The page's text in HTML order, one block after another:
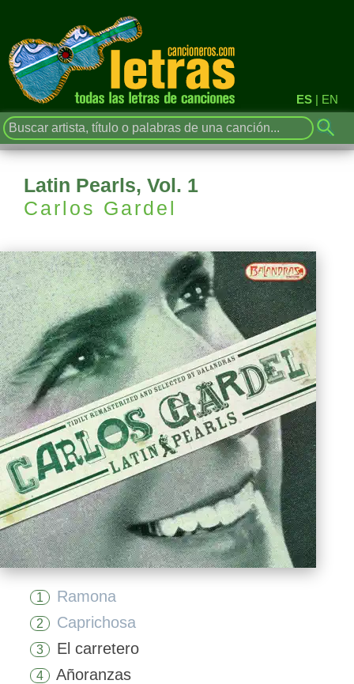
ES | EN
Latin Pearls, Vol. 1
Carlos Gardel
1 Ramona
2 Caprichosa
3 El carretero
4 Añoranzas